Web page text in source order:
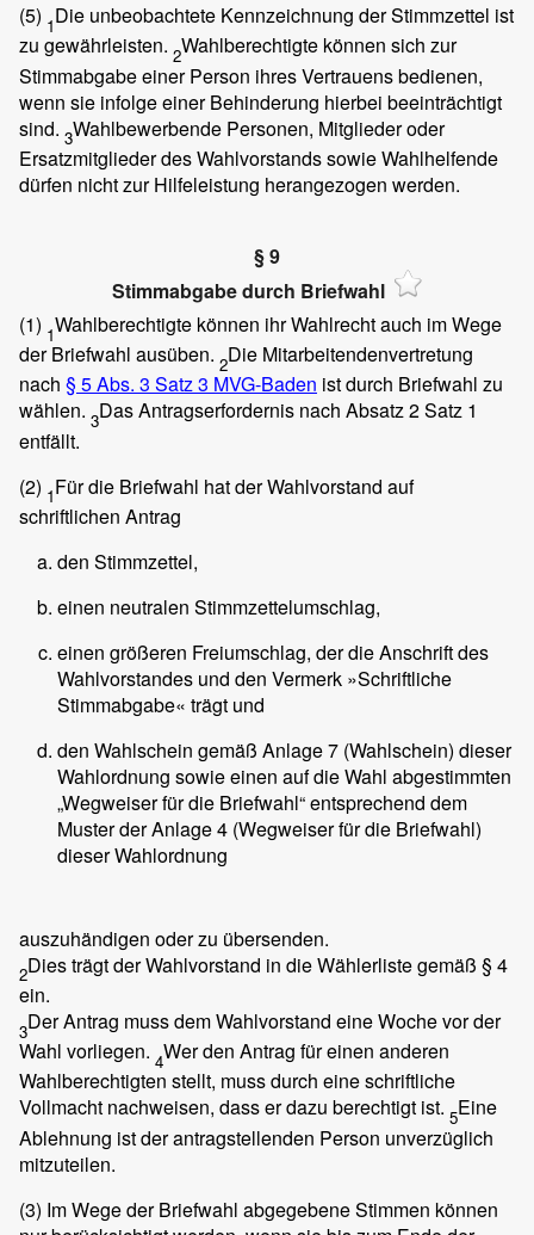
(5) 1Die unbeobachtete Kennzeichnung der Stimmzettel ist
zu gewährleisten. 2Wahlberechtigte können sich zur
Stimmabgabe einer Person ihres Vertrauens bedienen,
wenn sie infolge einer Behinderung hierbei beeinträchtigt
sind. 3Wahlbewerbende Personen, Mitglieder oder
Ersatzmitglieder des Wahlvorstands sowie Wahlhelfende
dürfen nicht zur Hilfeleistung herangezogen werden.
§ 9
Stimmabgabe durch Briefwahl
(1) 1Wahlberechtigte können ihr Wahlrecht auch im Wege
der Briefwahl ausüben. 2Die Mitarbeitendenvertretung
nach § 5 Abs. 3 Satz 3 MVG-Baden ist durch Briefwahl zu
wählen. 3Das Antragserfordernis nach Absatz 2 Satz 1
entfällt.
(2) 1Für die Briefwahl hat der Wahlvorstand auf
schriftlichen Antrag
den Stimmzettel,
einen neutralen Stimmzettelumschlag,
einen größeren Freiumschlag, der die Anschrift des
Wahlvorstandes und den Vermerk »Schriftliche
Stimmabgabe« trägt und
den Wahlschein gemäß Anlage 7 (Wahlschein) dieser
Wahlordnung sowie einen auf die Wahl abgestimmten
„Wegweiser für die Briefwahl“ entsprechend dem
Muster der Anlage 4 (Wegweiser für die Briefwahl)
dieser Wahlordnung
auszuhändigen oder zu übersenden.
2Dies trägt der Wahlvorstand in die Wählerliste gemäß § 4
ein.
3Der Antrag muss dem Wahlvorstand eine Woche vor der
Wahl vorliegen. 4Wer den Antrag für einen anderen
Wahlberechtigten stellt, muss durch eine schriftliche
Vollmacht nachweisen, dass er dazu berechtigt ist. 5Eine
Ablehnung ist der antragstellenden Person unverzüglich
mitzuteilen.
(3) Im Wege der Briefwahl abgegebene Stimmen können